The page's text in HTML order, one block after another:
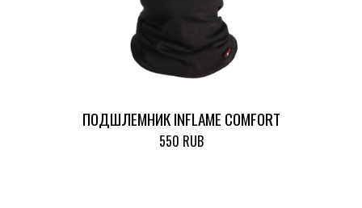
ПОДШЛЕМНИК INFLAME COMFORT
550 RUB